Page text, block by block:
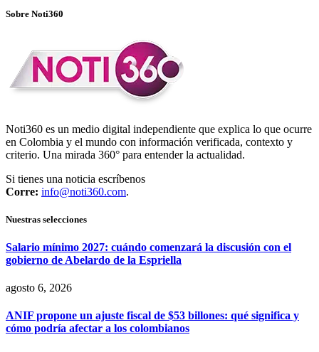
Sobre Noti360
Noti360 es un medio digital independiente que explica lo que ocurre
en Colombia y el mundo con información verificada, contexto y
criterio. Una mirada 360° para entender la actualidad.
Si tienes una noticia escríbenos
Corre: info@noti360.com.
Nuestras selecciones
Salario mínimo 2027: cuándo comenzará la discusión con el
gobierno de Abelardo de la Espriella
agosto 6, 2026
ANIF propone un ajuste fiscal de $53 billones: qué significa y
cómo podría afectar a los colombianos